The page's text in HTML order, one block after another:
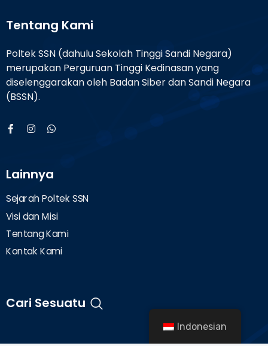
Tentang Kami
Poltek SSN (dahulu Sekolah Tinggi Sandi Negara)
merupakan Perguruan Tinggi Kedinasan yang
diselenggarakan oleh Badan Siber dan Sandi Negara
(BSSN).
Lainnya
Sejarah Poltek SSN
Visi dan Misi
Tentang Kami
Kontak Kami
Cari Sesuatu
Indonesian